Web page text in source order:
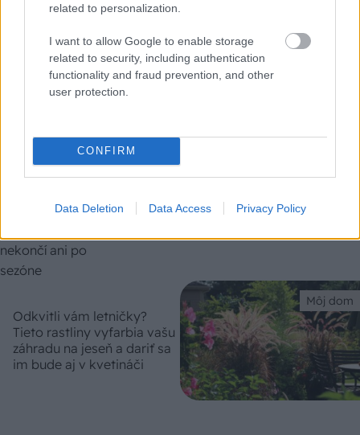
related to personalization.
I want to allow Google to enable storage
related to security, including authentication
functionality and fraud prevention, and other
user protection.
CONFIRM
Data Deletion Data Access Privacy Policy
Ako a kedy strihať okrasné
trávy? Načasovanie je
Záhrada
Hľadáte nenáročnú okrasnú trávu? Krása
Môj dom
Odkvitli vám letničky?
Tieto rastliny vyfarbia vašu
záhradu na jeseň a dariť sa
im bude aj v kvetináči